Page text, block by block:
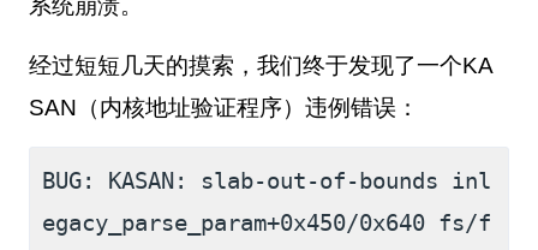
系统崩溃。
经过短短几天的摸索，我们终于发现了一个KA
SAN （内核地址验证程序）违例错误：
BUG: KASAN: slab-out-of-bounds inl
egacy_parse_param+0x450/0x640 fs/f